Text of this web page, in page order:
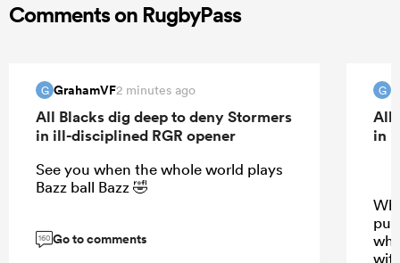
Comments on RugbyPass
G GrahamVF2 minutes ago
All Blacks dig deep to deny Stormers
in ill-disciplined RGR opener
See you when the whole world plays
Bazz ball Bazz 🤣
160 Go to comments
G
All
in